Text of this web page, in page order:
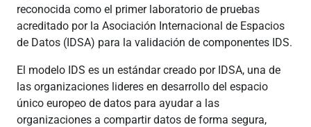
reconocida como el primer laboratorio de pruebas
acreditado por la Asociación Internacional de Espacios
de Datos (IDSA) para la validación de componentes IDS.
El modelo IDS es un estándar creado por IDSA, una de
las organizaciones lideres en desarrollo del espacio
único europeo de datos para ayudar a las
organizaciones a compartir datos de forma segura,